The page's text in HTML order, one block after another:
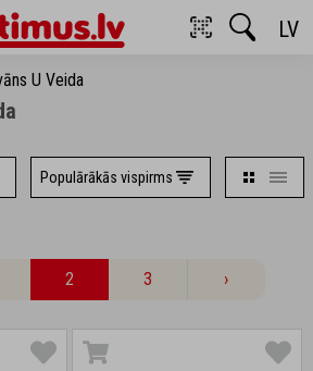
LV
U Veida
Populārākās vispirms
2 3 ›